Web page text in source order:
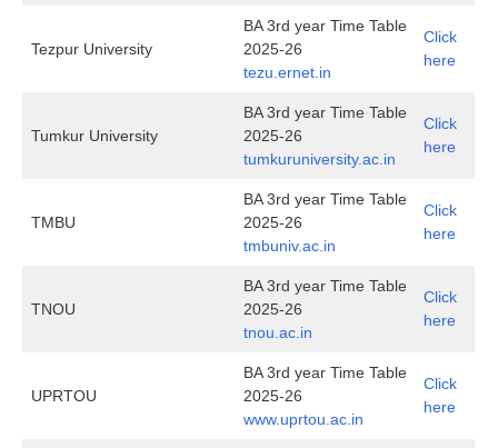
Tezpur University
BA 3rd year Time Table
2025-26
tezu.ernet.in
Click
here
Tumkur University
BA 3rd year Time Table
2025-26
tumkuruniversity.ac.in
Click
here
TMBU
BA 3rd year Time Table
2025-26
tmbuniv.ac.in
Click
here
TNOU
BA 3rd year Time Table
2025-26
tnou.ac.in
Click
here
UPRTOU
BA 3rd year Time Table
2025-26
www.uprtou.ac.in
Click
here